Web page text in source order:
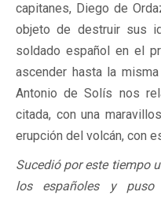
capitanes, Diego de
objeto de destruir sus
soldado español en el
ascender hasta la
Antonio de Solís nos
citada, con una
erupción del volcán, con
Sucedió por este tiempo
los españoles y